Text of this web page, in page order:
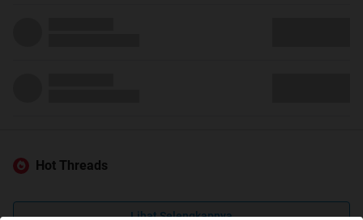
Hot Threads
Lihat Selengkapnya